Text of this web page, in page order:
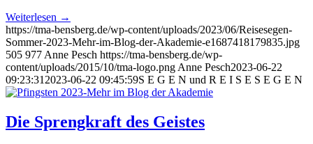
Weiterlesen →
https://tma-bensberg.de/wp-content/uploads/2023/06/Reisesegen-
Sommer-2023-Mehr-im-Blog-der-Akademie-e1687418179835.jpg
505 977 Anne Pesch https://tma-bensberg.de/wp-
content/uploads/2015/10/tma-logo.png Anne Pesch2023-06-22
09:23:31 2023-06-22 09:45:59S E G E N und R E I S E S E G E N
Die Sprengkraft des Geistes